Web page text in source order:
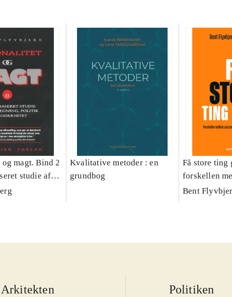
magt. Bind 2
studie af
politik og
Kvalitative metoder : en
grundbog
Få store ting
forskellen
fiasko i alle
Bent
Arkitekten Politiken